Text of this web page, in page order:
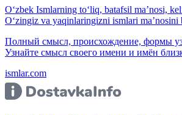
O‘zbek Ismlarning to‘liq, batafsil ma’nosi,
O‘zingiz va yaqinlaringizni ismlari
Полный смысл, происхождение, формы
Узнайте смысл своего имени и имён
ismlar.com